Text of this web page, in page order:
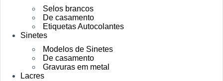
Selos brancos
De casamento
Etiquetas Autocolantes
Sinetes
Modelos de Sinetes
De casamento
Gravuras em metal
Lacres